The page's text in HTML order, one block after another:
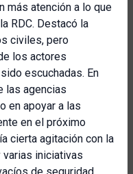
más atención a lo que
RDC. Destacó la
civiles, pero
los actores
escuchadas. En
las agencias
en apoyar a las
en el próximo
cierta agitación con la
varias iniciativas